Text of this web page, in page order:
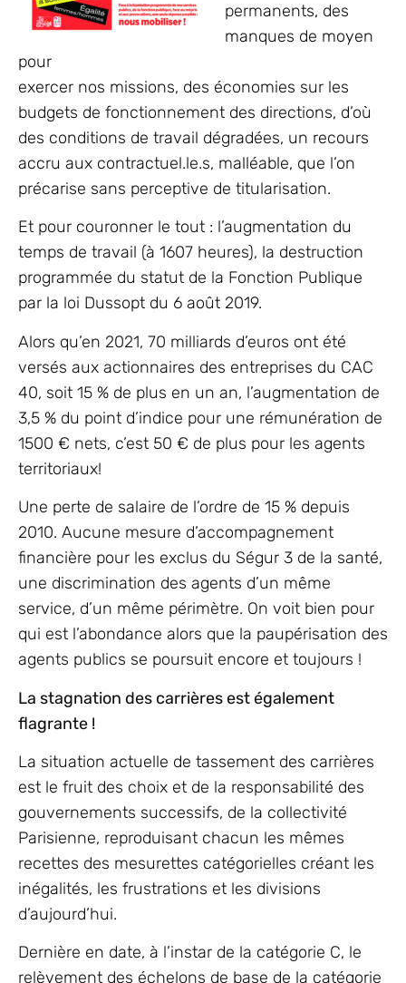
permanents, des
manques de moyen
pour
exercer nos missions, des économies sur les
budgets de fonctionnement des directions, d’où
des conditions de travail dégradées, un recours
accru aux contractuel.le.s, malléable, que l’on
précarise sans perceptive de titularisation.
Et pour couronner le tout : l’augmentation du
temps de travail (à 1607 heures), la destruction
programmée du statut de la Fonction Publique
par la loi Dussopt du 6 août 2019.
Alors qu’en 2021, 70 milliards d’euros ont été
versés aux actionnaires des entreprises du CAC
40, soit 15 % de plus en un an, l’augmentation de
3,5 % du point d’indice pour une rémunération de
1500 € nets, c’est 50 € de plus pour les agents
territoriaux!
Une perte de salaire de l’ordre de 15 % depuis
2010. Aucune mesure d’accompagnement
financière pour les exclus du Ségur 3 de la santé,
une discrimination des agents d’un même
service, d’un même périmètre. On voit bien pour
qui est l’abondance alors que la paupérisation des
agents publics se poursuit encore et toujours !
La stagnation des carrières est également
flagrante !
La situation actuelle de tassement des carrières
est le fruit des choix et de la responsabilité des
gouvernements successifs, de la collectivité
Parisienne, reproduisant chacun les mêmes
recettes des mesurettes catégorielles créant les
inégalités, les frustrations et les divisions
d’aujourd’hui.
Dernière en date, à l’instar de la catégorie C, le
relèvement des échelons de base de la catégorie